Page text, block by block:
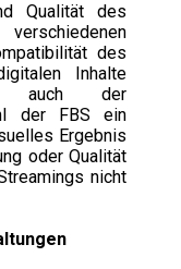
Qualität des
des
Inhalte
auch der
der FBS ein
Ergebnis
oder Qualität
nicht